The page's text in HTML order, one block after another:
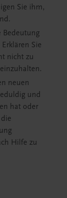
Sie ihm,
Bedeutung
Erklären Sie
nicht zu
neuen
und
hat oder
Hilfe zu